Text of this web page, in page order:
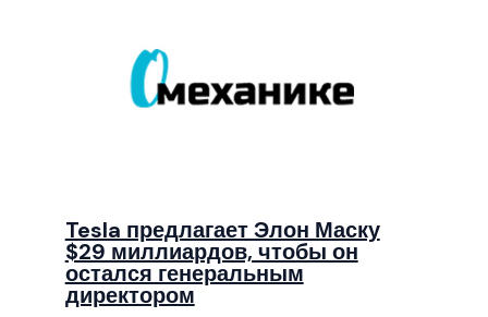
Tesla предлагает Элон Маску
$29 миллиардов, чтобы он
остался генеральным
директором